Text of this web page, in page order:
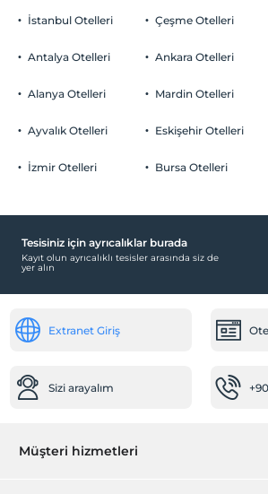
İstanbul Otelleri
Antalya Otelleri
Alanya Otelleri
Ayvalık Otelleri
İzmir Otelleri
Çeşme Otelleri
Ankara Otelleri
Mardin Otelleri
Eskişehir Otelleri
Bursa Otelleri
Tesisiniz için ayrıcalıklar burada
Kayıt olun ayrıcalıklı tesisler arasında siz de
yer alın
Extranet Giriş
Sizi arayalım
Müşteri hizmetleri